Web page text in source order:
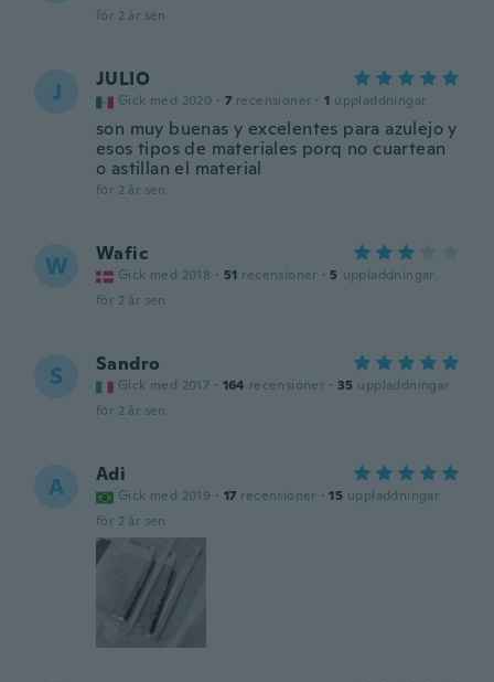
för 2 år sen
J JULIO
Gick med 2020 · 7 recensioner · 1 uppladdningar
son muy buenas y excelentes para azulejo y
esos tipos de materiales porq no cuartean
o astillan el material
för 2 år sen
W Wafic
Gick med 2018 · 51 recensioner · 5 uppladdningar
för 2 år sen
S Sandro
Gick med 2017 · 164 recensioner · 35 uppladdningar
för 2 år sen
A Adi
Gick med 2019 · 17 recensioner · 15 uppladdningar
för 2 år sen